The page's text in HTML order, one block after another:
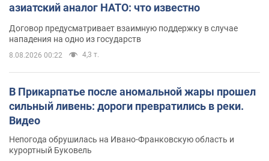
азиатский аналог НАТО: что известно
Договор предусматривает взаимную поддержку в случае
нападения на одно из государств
8.08.2026 00:22 4,3 т.
В Прикарпатье после аномальной жары прошел
сильный ливень: дороги превратились в реки.
Видео
Непогода обрушилась на Ивано-Франковскую область и
курортный Буковель